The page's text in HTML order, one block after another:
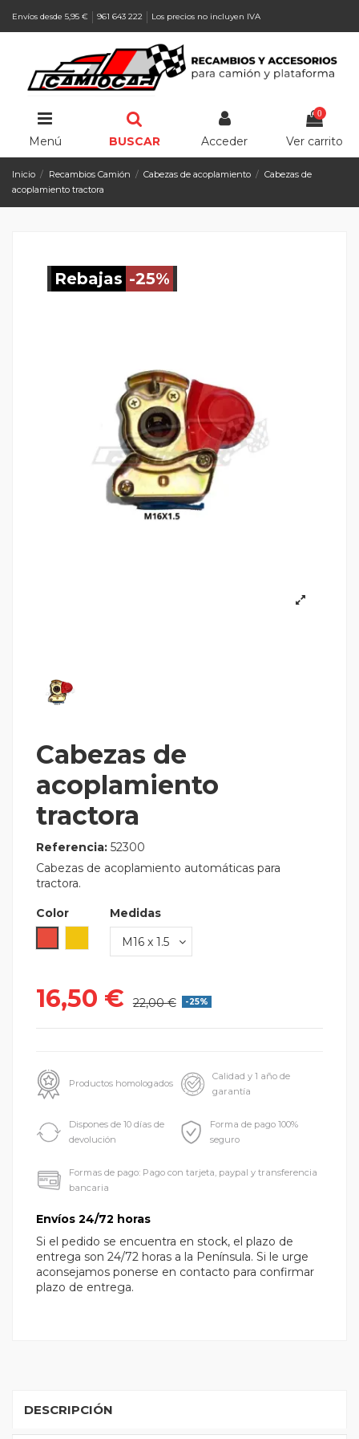
Envíos desde 5,95 € 961 643 222 Los precios no incluyen IVA
Menú BUSCAR Acceder
0
Ver carrito
Inicio Recambios Camión Cabezas de acoplamiento
Cabezas de
acoplamiento tractora
Rebajas -25%
Cabezas de
acoplamiento
tractora
Referencia: 52300
Cabezas de acoplamiento automáticas para
tractora.
Color
Medidas
16,50 € 22,00 € -25%
Productos homologados
Calidad y 1 año de
garantía
Dispones de 10 días de
devolución
Forma de pago 100%
seguro
Formas de pago: Pago con tarjeta, paypal y transferencia
bancaria
Envíos 24/72 horas
Si el pedido se encuentra en stock, el plazo de
entrega son 24/72 horas a la Península. Si le urge
aconsejamos ponerse en contacto para confirmar
plazo de entrega.
DESCRIPCIÓN